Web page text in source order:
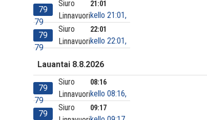
79
79
Siuro
Linnavuori
21:01
kello 21:01,
79
79
Siuro
Linnavuori
22:01
kello 22:01,
Lauantai 8.8.2026
79
79
Siuro
Linnavuori
08:16
kello 08:16,
79
Siuro
09:17